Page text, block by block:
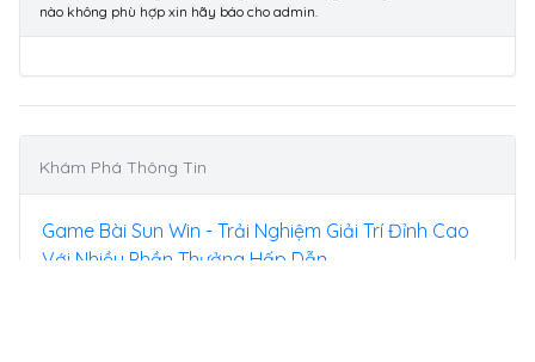
nào không phù hợp xin hãy báo cho admin.
Khám Phá Thông Tin
Game Bài Sun Win - Trải Nghiệm Giải Trí Đỉnh Cao
Với Nhiều Phần Thưởng Hấp Dẫn